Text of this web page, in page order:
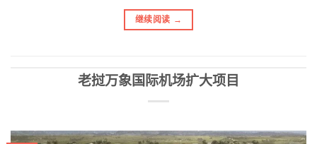
继续阅读 →
老挝万象国际机场扩大项目